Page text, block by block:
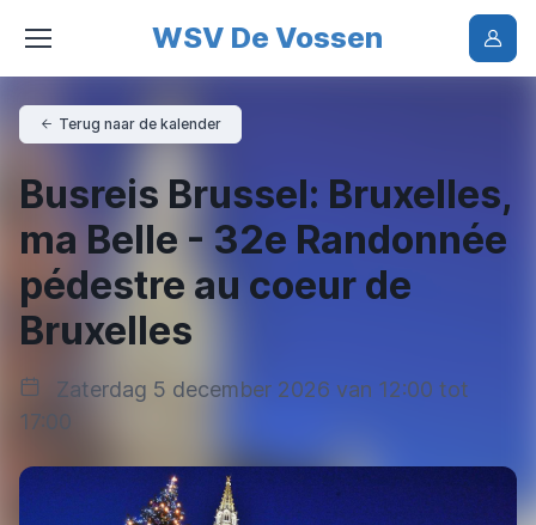
WSV De Vossen
Terug naar de kalender
Busreis Brussel: Bruxelles,
ma Belle - 32e Randonnée
pédestre au coeur de
Bruxelles
Zaterdag 5 december 2026 van 12:00 tot
17:00